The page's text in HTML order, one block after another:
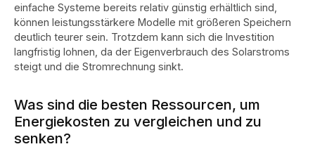
einfache Systeme bereits relativ günstig erhältlich sind,
können leistungsstärkere Modelle mit größeren Speichern
deutlich teurer sein. Trotzdem kann sich die Investition
langfristig lohnen, da der Eigenverbrauch des Solarstroms
steigt und die Stromrechnung sinkt.
Was sind die besten Ressourcen, um
Energiekosten zu vergleichen und zu
senken?